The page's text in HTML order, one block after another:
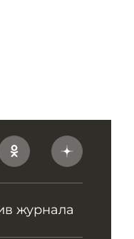
журнала